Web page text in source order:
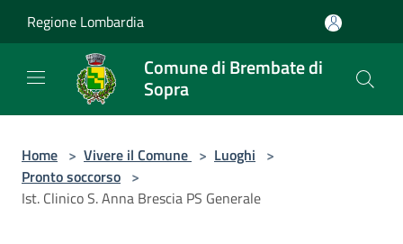
Regione Lombardia
Comune di Brembate di
Sopra
Home > Vivere il Comune > Luoghi >
Pronto soccorso >
Ist. Clinico S. Anna Brescia PS Generale